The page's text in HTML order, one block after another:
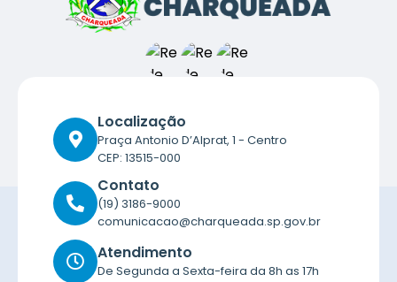
Localização
Praça Antonio D’Alprat, 1 - Centro
CEP: 13515-000
Contato
(19) 3186-9000
comunicacao@charqueada.sp.gov.br
Atendimento
De Segunda a Sexta-feira da 8h as 17h